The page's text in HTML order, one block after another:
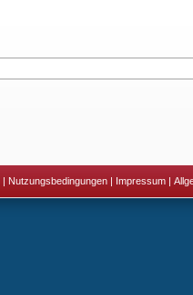
| Nutzungsbedingungen | Impressum |